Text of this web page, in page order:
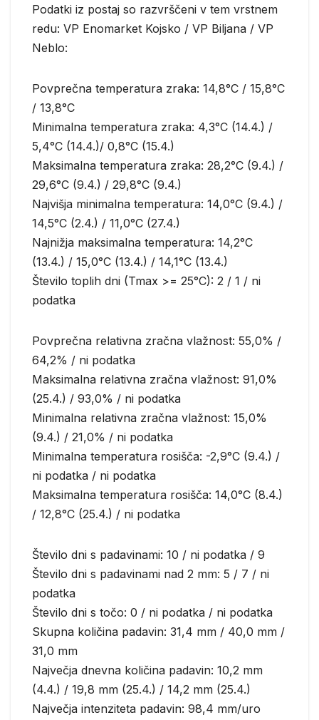
Podatki iz postaj so razvrščeni v tem vrstnem
redu: VP Enomarket Kojsko / VP Biljana / VP
Neblo:
Povprečna temperatura zraka: 14,8°C / 15,8°C
/ 13,8°C
Minimalna temperatura zraka: 4,3°C (14.4.) /
5,4°C (14.4.)/ 0,8°C (15.4.)
Maksimalna temperatura zraka: 28,2°C (9.4.) /
29,6°C (9.4.) / 29,8°C (9.4.)
Najvišja minimalna temperatura: 14,0°C (9.4.) /
14,5°C (2.4.) / 11,0°C (27.4.)
Najnižja maksimalna temperatura: 14,2°C
(13.4.) / 15,0°C (13.4.) / 14,1°C (13.4.)
Število toplih dni (Tmax >= 25°C): 2 / 1 / ni
podatka
Povprečna relativna zračna vlažnost: 55,0% /
64,2% / ni podatka
Maksimalna relativna zračna vlažnost: 91,0%
(25.4.) / 93,0% / ni podatka
Minimalna relativna zračna vlažnost: 15,0%
(9.4.) / 21,0% / ni podatka
Minimalna temperatura rosišča: -2,9°C (9.4.) /
ni podatka / ni podatka
Maksimalna temperatura rosišča: 14,0°C (8.4.)
/ 12,8°C (25.4.) / ni podatka
Število dni s padavinami: 10 / ni podatka / 9
Število dni s padavinami nad 2 mm: 5 / 7 / ni
podatka
Število dni s točo: 0 / ni podatka / ni podatka
Skupna količina padavin: 31,4 mm / 40,0 mm /
31,0 mm
Največja dnevna količina padavin: 10,2 mm
(4.4.) / 19,8 mm (25.4.) / 14,2 mm (25.4.)
Največja intenziteta padavin: 98,4 mm/uro